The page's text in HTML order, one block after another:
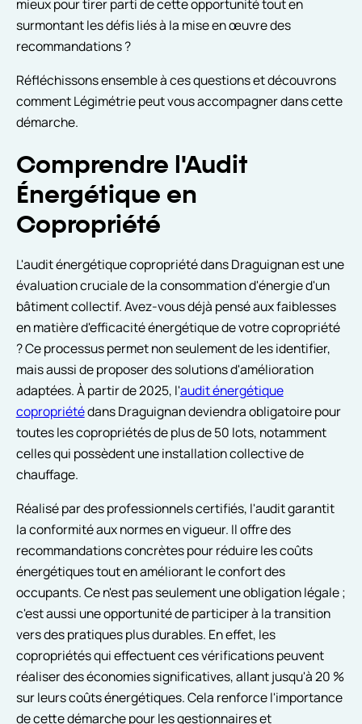
mieux pour tirer parti de cette opportunité tout en
surmontant les défis liés à la mise en œuvre des
recommandations ?
Réfléchissons ensemble à ces questions et découvrons
comment Légimétrie peut vous accompagner dans cette
démarche.
Comprendre l'Audit
Énergétique en
Copropriété
L'audit énergétique copropriété dans Draguignan est une
évaluation cruciale de la consommation d'énergie d'un
bâtiment collectif. Avez-vous déjà pensé aux faiblesses
en matière d'efficacité énergétique de votre copropriété
? Ce processus permet non seulement de les identifier,
mais aussi de proposer des solutions d'amélioration
adaptées. À partir de 2025, l'audit énergétique
copropriétédans Draguignan deviendra obligatoire pour
toutes les copropriétés de plus de 50 lots, notamment
celles qui possèdent une installation collective de
chauffage.
Réalisé par des professionnels certifiés, l'audit garantit
la conformité aux normes en vigueur. Il offre des
recommandations concrètes pour réduire les coûts
énergétiques tout en améliorant le confort des
occupants. Ce n'est pas seulement une obligation légale ;
c'est aussi une opportunité de participer à la transition
vers des pratiques plus durables. En effet, les
copropriétés qui effectuent ces vérifications peuvent
réaliser des économies significatives, allant jusqu'à 20 %
sur leurs coûts énergétiques. Cela renforce l'importance
de cette démarche pour les gestionnaires et